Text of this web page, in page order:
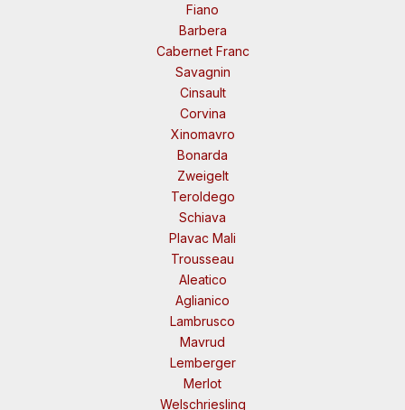
Fiano
Barbera
Cabernet Franc
Savagnin
Cinsault
Corvina
Xinomavro
Bonarda
Zweigelt
Teroldego
Schiava
Plavac Mali
Trousseau
Aleatico
Aglianico
Lambrusco
Mavrud
Lemberger
Merlot
Welschriesling